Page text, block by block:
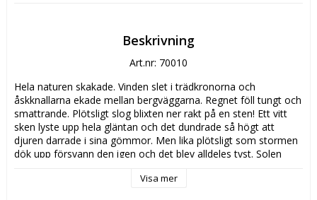
Beskrivning
Art.nr: 70010
Hela naturen skakade. Vinden slet i trädkronorna och
åskknallarna ekade mellan bergväggarna. Regnet föll tungt och
smattrande. Plötsligt slog blixten ner rakt på en sten! Ett vitt
sken lyste upp hela gläntan och det dundrade så högt att
djuren darrade i sina gömmor. Men lika plötsligt som stormen
dök upp försvann den igen och det blev alldeles tyst. Solen
liten röst bakom den stora stenen. Ekorren klättrade nyfiket
Visa mer